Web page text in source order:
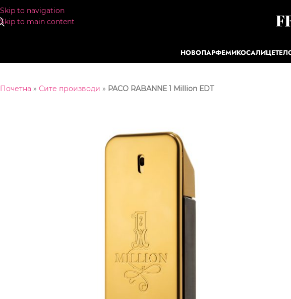
Skip to navigation
Skip to main content
НОВОПАРФЕМИКОСАЛИЦЕ
Почетна » Сите производи » PACO RABANNE 1 Million EDT